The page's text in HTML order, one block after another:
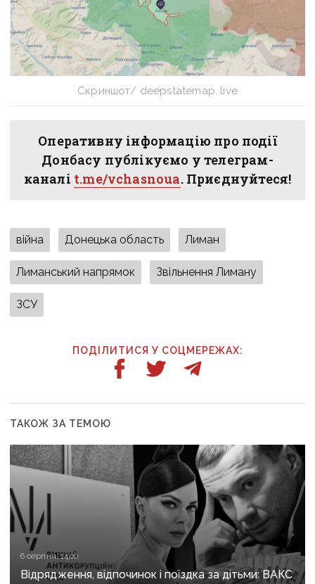
Скриншот/ deepstatemap. live
Оперативну інформацію про події
Донбасу публікуємо у телеграм-
каналі t.me/vchasnoua. Приєднуйтеся!
війна Донецька область Лиман
Лиманський напрямок Звільнення Лиману
ЗСУ
ПОДІЛИТИСЯ У СОЦМЕРЕЖАХ:
ТАКОЖ ЗА ТЕМОЮ
6 серпня, 14:00
Відрядження, відпочинок і поїздка за дітьми: ВАКС